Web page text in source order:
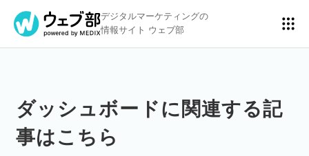
デジタルマーケティングの
情報サイト ウェブ部
リスティング広告 BtoBマーケティング
ダッシュボードに関連する記
事はこちら